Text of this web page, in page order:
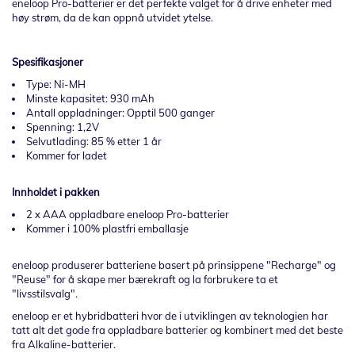
eneloop Pro-batterier er det perfekte valget for å drive enheter med
høy strøm, da de kan oppnå utvidet ytelse.
Spesifikasjoner
Type: Ni-MH
Minste kapasitet: 930 mAh
Antall oppladninger: Opptil 500 ganger
Spenning: 1,2V
Selvutlading: 85 % etter 1 år
Kommer for ladet
Innholdet i pakken
2 x AAA oppladbare eneloop Pro-batterier
Kommer i 100% plastfri emballasje
eneloop produserer batteriene basert på prinsippene "Recharge" og
"Reuse" for å skape mer bærekraft og la forbrukere ta et
"livsstilsvalg".
eneloop er et hybridbatteri hvor de i utviklingen av teknologien har
tatt alt det gode fra oppladbare batterier og kombinert med det beste
fra Alkaline-batterier.